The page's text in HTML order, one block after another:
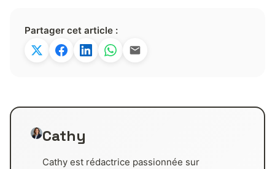
Partager cet article :
Cathy
Cathy est rédactrice passionnée sur